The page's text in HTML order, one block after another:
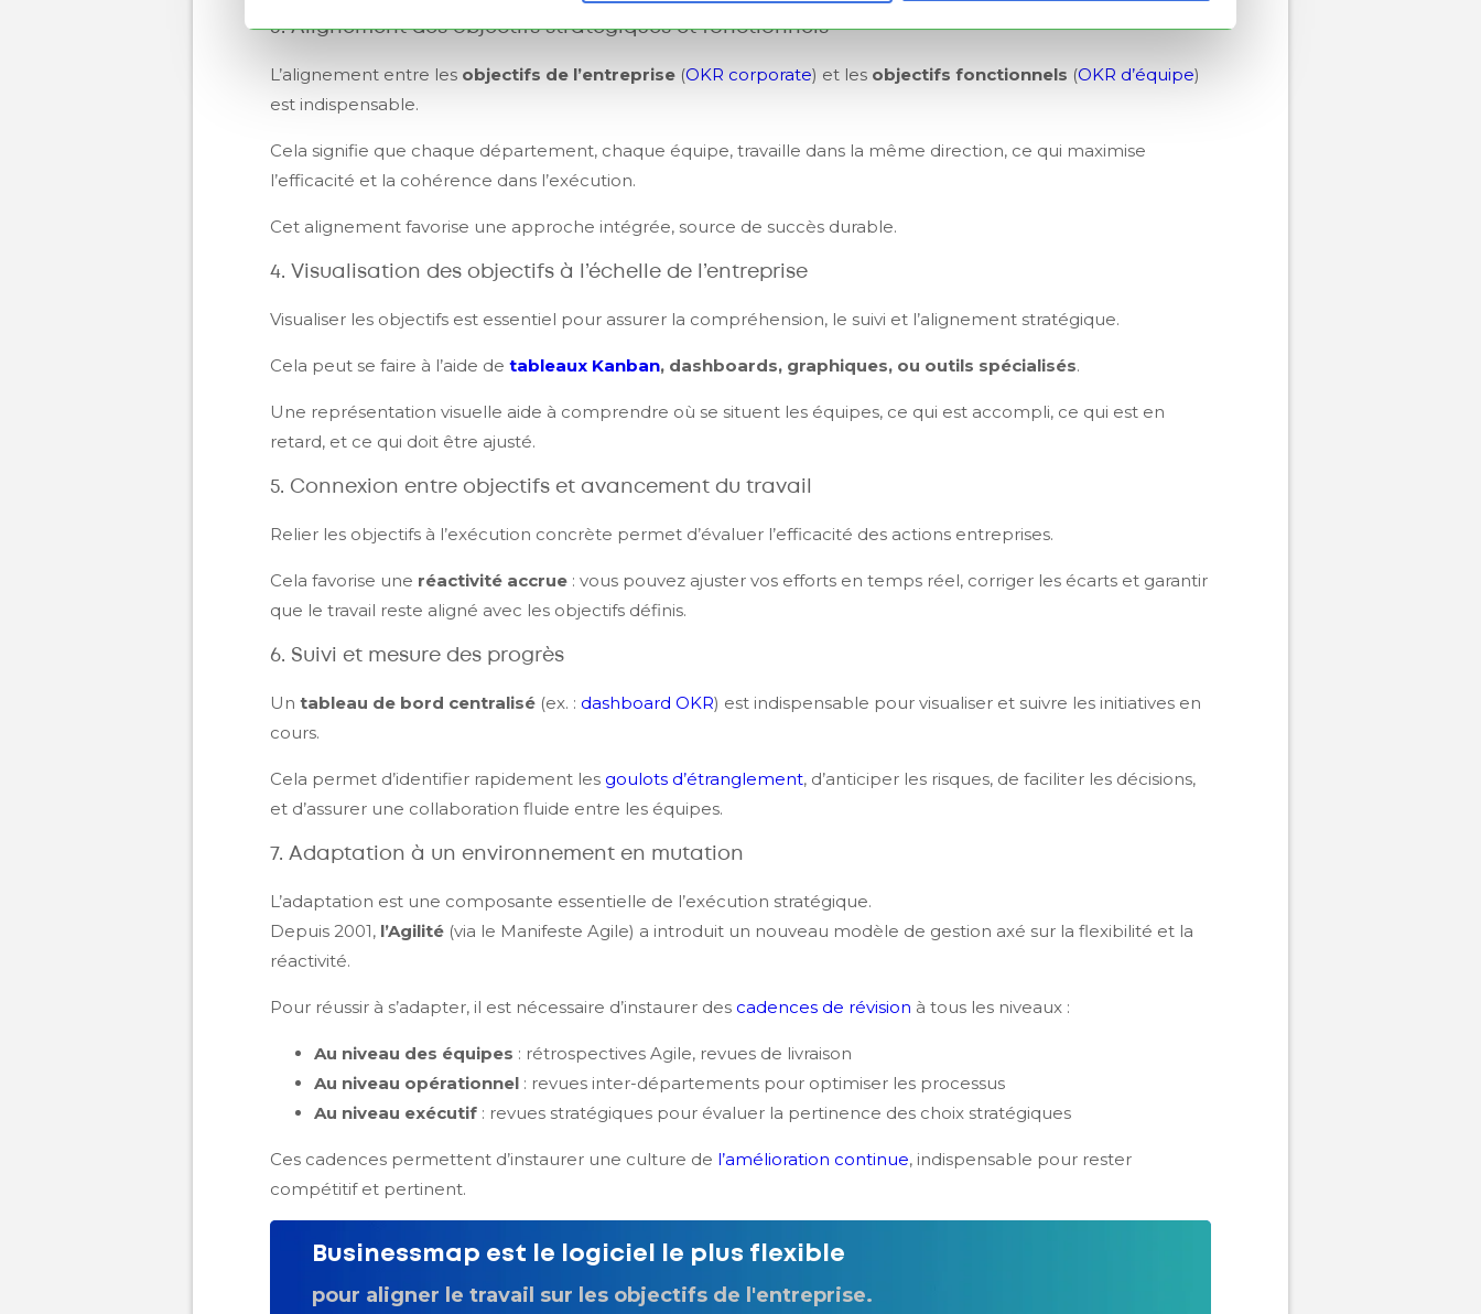
3. Alignement des objectifs stratégiques et fonctionnels
L’alignement entre les objectifs de l’entreprise (OKR corporate) et les objectifs fonctionnels (OKR d’équipe)
est indispensable.
Cela signifie que chaque département, chaque équipe, travaille dans la même direction, ce qui maximise
l’efficacité et la cohérence dans l’exécution.
Cet alignement favorise une approche intégrée, source de succès durable.
4. Visualisation des objectifs à l’échelle de l’entreprise
Visualiser les objectifs est essentiel pour assurer la compréhension, le suivi et l’alignement stratégique.
Cela peut se faire à l’aide de tableaux Kanban, dashboards, graphiques, ou outils spécialisés.
Une représentation visuelle aide à comprendre où se situent les équipes, ce qui est accompli, ce qui est en
retard, et ce qui doit être ajusté.
5. Connexion entre objectifs et avancement du travail
Relier les objectifs à l’exécution concrète permet d’évaluer l’efficacité des actions entreprises.
Cela favorise une réactivité accrue : vous pouvez ajuster vos efforts en temps réel, corriger les écarts et garantir
que le travail reste aligné avec les objectifs définis.
6. Suivi et mesure des progrès
Un tableau de bord centralisé (ex. : dashboard OKR) est indispensable pour visualiser et suivre les initiatives en
cours.
Cela permet d’identifier rapidement les goulots d’étranglement, d’anticiper les risques, de faciliter les décisions,
et d’assurer une collaboration fluide entre les équipes.
7. Adaptation à un environnement en mutation
L’adaptation est une composante essentielle de l’exécution stratégique.
Depuis 2001, l’Agilité (via le Manifeste Agile) a introduit un nouveau modèle de gestion axé sur la flexibilité et la
réactivité.
Pour réussir à s’adapter, il est nécessaire d’instaurer des cadences de révision à tous les niveaux :
Au niveau des équipes : rétrospectives Agile, revues de livraison
Au niveau opérationnel : revues inter-départements pour optimiser les processus
Au niveau exécutif : revues stratégiques pour évaluer la pertinence des choix stratégiques
Ces cadences permettent d’instaurer une culture de l’amélioration continue, indispensable pour rester
compétitif et pertinent.
Businessmap est le logiciel le plus flexible
pour aligner le travail sur les objectifs de l'entreprise.